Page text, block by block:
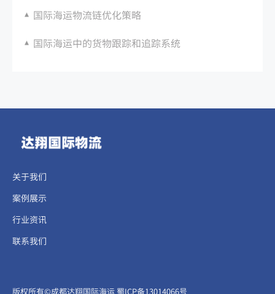
国际海运物流链优化策略
国际海运中的货物跟踪和追踪系统
关于我们
案例展示
行业资讯
联系我们
​​​版权所有©成都达翔国际海运 蜀ICP备13014066号